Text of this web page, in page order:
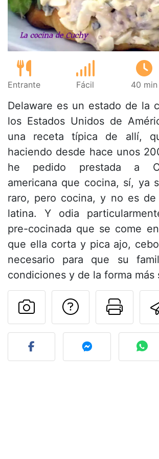
Entrante Fácil 40 min
Delaware es un estado de la
los Estados Unidos de
una receta típica de allí,
haciendo desde hace unos
he pedido prestada a
americana que cocina, sí, ya
raro, pero cocina, y no es de
latina. Y odia
pre-cocinada que se come
que ella corta y pica ajo,
necesario para que su
condiciones y de la forma más
Publicar la foto